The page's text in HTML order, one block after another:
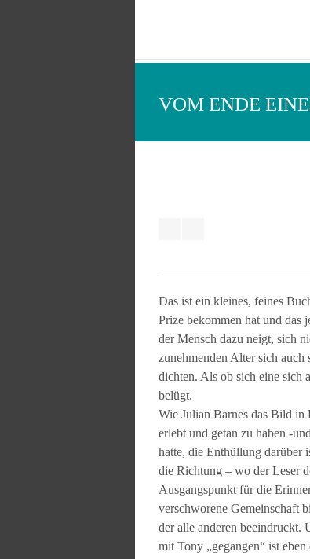
VOM ENDE
Das ist ein kleines, feines
Prize bekommen hat und das
der Mensch dazu neigt, sich
zunehmenden Alter sich auch
dichten. Als ob sich eine sich
belügt.
Wie Julian Barnes das Bild in
erlebt und getan zu haben -
hatte, die Enthüllung darüber
die Richtung – wo der Leser
Ausgangspunkt für die
verschworene Gemeinschaft
der alle anderen beeindruckt.
mit Tony „gegangen“ ist